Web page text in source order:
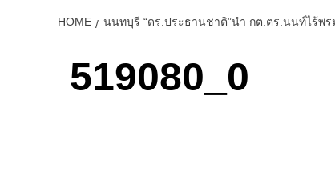
HOME นนทบุรี “ดร.ประธานชาติ”นำ กต.ตร.นนท์ไร้พ
519080_0